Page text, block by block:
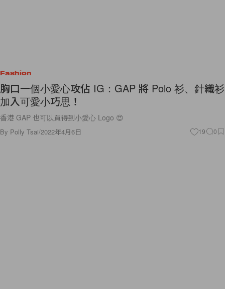
Fashion
胸口一個小愛心攻佔 IG：GAP 將 Polo 衫、針織衫
加入可愛小巧思！
香港 GAP 也可以買得到小愛心 Logo 😍
By Polly Tsai/2022年4月6日 19 0